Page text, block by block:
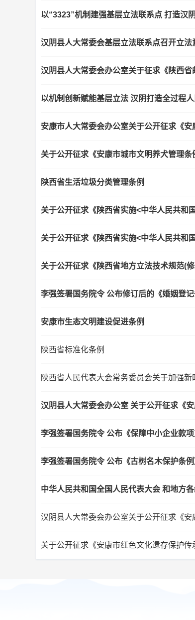
以“3323”机制建强基层立法联系点 打造汉
汉阴县人大常委会基层立法联系点召开立法
汉阴县人大常委会办公室关于征求《陕西
以机制创新赋能基层立法 汉阴打造全过程
安康市人大常委会办公室关于公开征求《
关于公开征求《安康市城市文明养犬管理
陕西省生活垃圾分类管理条例
关于公开征求《陕西省实施<中华人民共和
关于公开征求《陕西省实施<中华人民共和
关于公开征求《陕西省地方立法技术规范(
李强签署国务院令 公布修订后的《婚姻登记
安康市生态文明建设促进条例
陕西省标准化条例
陕西省人民代表大会常务委员会关于加强
李强签署国务院令 公布《保障中小企业款项
李强签署国务院令 公布《古树名木保护条例
中华人民共和国全国人民代表大会 和地方
汉阴县人大常委会办公室关于公开征求《
关于公开征求《安康市红色文化遗存保护